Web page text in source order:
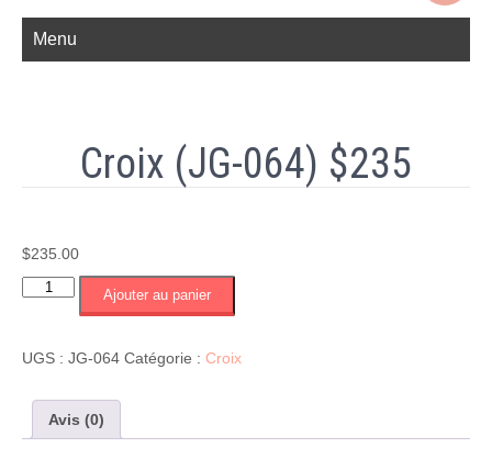
Menu
Croix (JG-064) $235
$235.00
quantité
(JG-
Ajouter au panier
UGS : JG-064 Catégorie : Croix
Avis (0)